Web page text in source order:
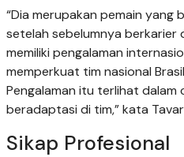
“Dia merupakan pemain yang
setelah sebelumnya berkarier
memiliki pengalaman
memperkuat tim nasional
Pengalaman itu terlihat dalam
beradaptasi di tim,” kata
Sikap Profesional